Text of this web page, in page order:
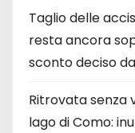
Taglio delle
resta ancora
sconto deciso
Ritrovata senza
lago di Como: